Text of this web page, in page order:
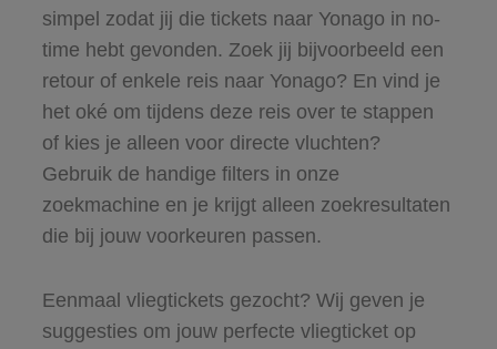
simpel zodat jij die tickets naar Yonago in no-
time hebt gevonden. Zoek jij bijvoorbeeld een
retour of enkele reis naar Yonago? En vind je
het oké om tijdens deze reis over te stappen
of kies je alleen voor directe vluchten?
Gebruik de handige filters in onze
zoekmachine en je krijgt alleen zoekresultaten
die bij jouw voorkeuren passen.
Eenmaal vliegtickets gezocht? Wij geven je
suggesties om jouw perfecte vliegticket op